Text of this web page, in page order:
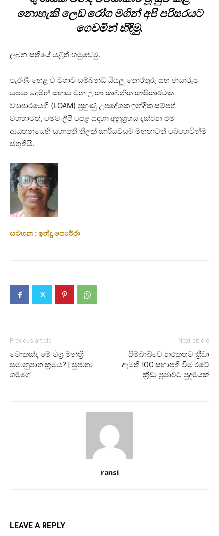
නොහැකි ලෙඩ රෝග මගින් අපි පරිසරයට
ගෙවමින් හිඳිමු.
ලබන සතියේ යළිත් හමුවෙමු.
පැරණි හෙළ වී වගාව සම්බන්ධ සියලු තොරතුරු සහ ඡායාරූප
සපයා දෙමින් සහාය වන ලංකා කාබනික කෘෂිකාර්මික
ව්‍යාපාරයෙහි (LOAM) පුහුණු උපදේශක ඉන්දික සම්පත්
මහතාටත්, මෙම ලිපි පෙළ සඳහා අනුග්‍රහය දක්වන එම
ආයතනයෙහි සභාපති තිලක් කාරියවසම් මහතාටත් බෙහෙවින්ම
ස්තූතියි.
සටහන : ඉන්දු පෙරේරා
Previous article
මොකක්ද මේ මිශ්‍ර මන්ත්‍රී
සමානුපාත ක්‍රමය? | සුජාතා
ගමගේ
Next article
සිම්බාබ්වේ නරකතම ක්‍රීඩා
ඇමති IOC සභාපති වීම රටේ
ක්‍රීඩා ප්‍රජාවට පුදුමයක්
ransi
LEAVE A REPLY